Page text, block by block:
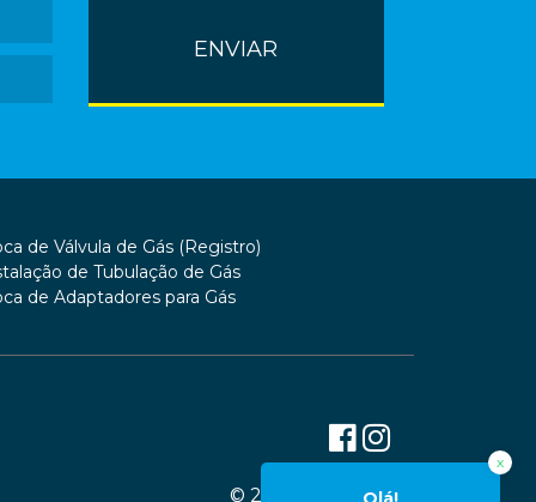
x
de Válvula de Gás (Registro)
de Tubulação de Gás
de Adaptadores para Gás
© 2026 RDS GÁS